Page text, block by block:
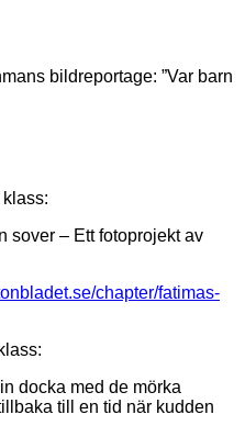
bildreportage: ”Var barn
sover – Ett fotoprojekt av
chapter/fatimas-
docka med de mörka
till en tid när kudden